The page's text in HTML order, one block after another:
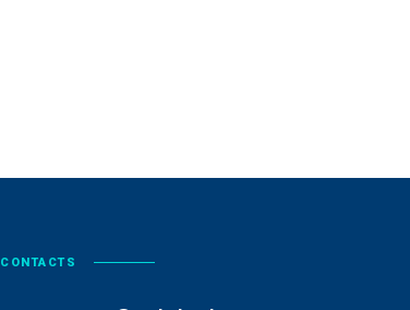
CONTACTS